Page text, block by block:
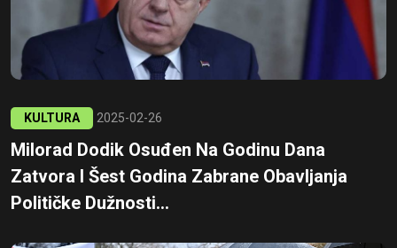
KULTURA 2025-02-26
Milorad Dodik Osuđen Na Godinu Dana
Zatvora I Šest Godina Zabrane Obavljanja
Političke Dužnosti...